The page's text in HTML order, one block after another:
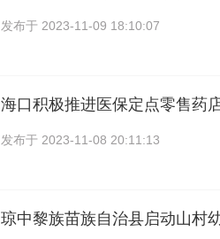
发布于 2023-11-09 18:10:07
海口积极推进医保定点零售药
发布于 2023-11-08 20:11:13
琼中黎族苗族自治县启动山村